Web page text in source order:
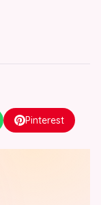
Pinterest